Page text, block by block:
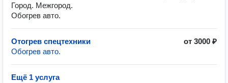
Город. Межгород.
Обогрев авто.
Отогрев спецтехники
от 3000 ₽
Обогрев авто.
Ещё 1 услуга